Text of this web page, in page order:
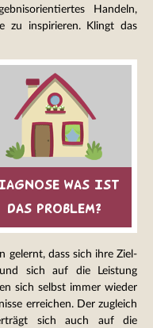
Handeln,
zu inspirieren. Klingt das
WAS IST
DAS PROBLEM?
gelernt, dass sich ihre Ziel-
sich auf die Leistung
sich selbst immer wieder
erreichen. Der zugleich
sich auch auf die